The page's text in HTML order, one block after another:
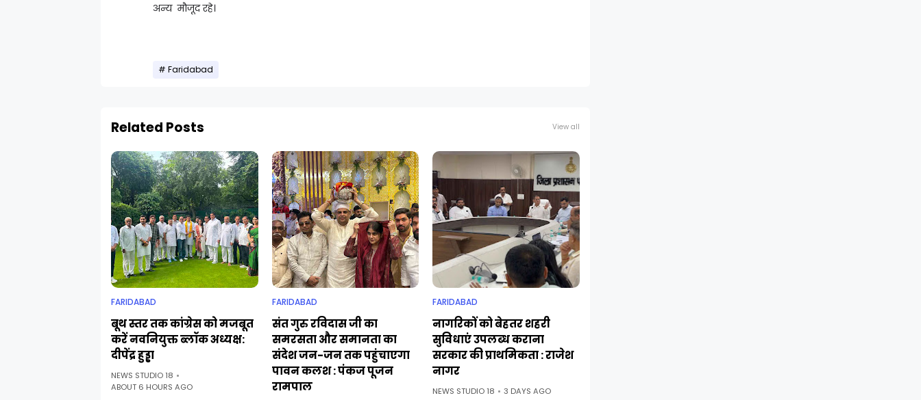
अन्य मौजूद रहे।
Faridabad
Related Posts View all
FARIDABAD
बूथ स्तर तक कांग्रेस को मजबूत
करें नवनियुक्त ब्लॉक अध्यक्ष:
दीपेंद्र हुड्डा
NEWS STUDIO 18
ABOUT 6 HOURS AGO
FARIDABAD
संत गुरु रविदास जी का
समरसता और समानता का
संदेश जन-जन तक पहुंचाएगा
पावन कलश : पंकज पूजन
रामपाल
FARIDABAD
नागरिकों को बेहतर शहरी
सुविधाएं उपलब्ध कराना
सरकार की प्राथमिकता : राजेश
नागर
NEWS STUDIO 18 3 DAYS AGO